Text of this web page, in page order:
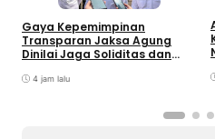
Gaya Kepemimpinan
Transparan Jaksa Agung
Dinilai Jaga Soliditas dan
Adhyaksa
4 jam lalu